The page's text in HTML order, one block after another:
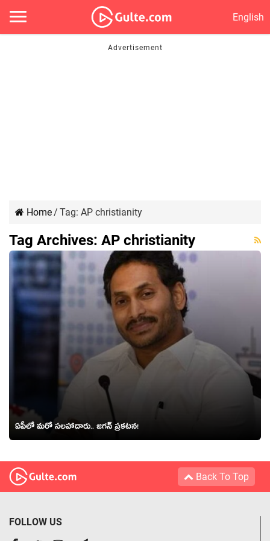
English
Home/ Tag: AP christianity
Tag Archives: AP christianity
ఏపీలో మ‌రో స‌ల‌హాదారు.. జ‌గ‌న్ ప్ర‌క‌ట‌న‌!
Back To Top
FOLLOW US